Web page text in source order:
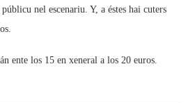
nel escenariu. Y, a éstes hai cuters
ente los 15 en xeneral a los 20 euros.